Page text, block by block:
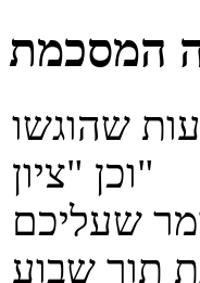
המסכמת
שהוגשו
וכן "ציון"
שההצעה מאושרת, בעוד שציון 1 אומר שעליכם
תוך שבוע